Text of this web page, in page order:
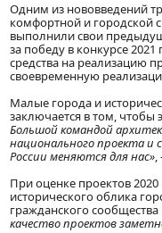
Одним из нововведений
комфортной и городской
выполнили свои
за победу в конкурсе
средства на реализацию
своевременную
Малые города и
заключается в том, чтобы
Большой командой
национального проекта и
России меняются для нас»,
При оценке проектов
исторического облика
гражданского
качество проектов